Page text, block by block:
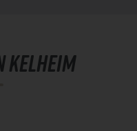
KELHEIM